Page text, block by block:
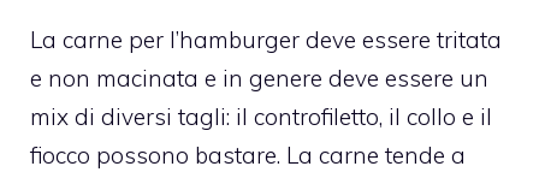
La carne per l’hamburger deve essere tritata
e non macinata e in genere deve essere un
mix di diversi tagli: il controfiletto, il collo e il
fiocco possono bastare. La carne tende a